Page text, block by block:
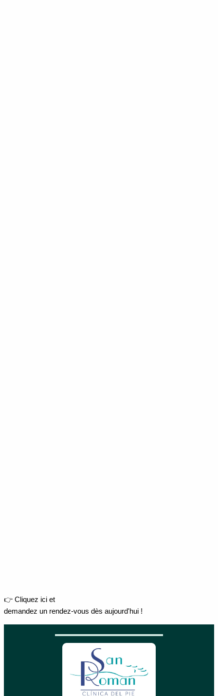
👉 Cliquez ici et
demandez un rendez-vous dès aujourd'hui !